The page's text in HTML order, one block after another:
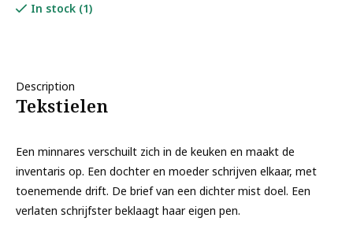
In stock (1)
Description
Tekstielen
Een minnares verschuilt zich in de keuken en maakt de
inventaris op. Een dochter en moeder schrijven elkaar, met
toenemende drift. De brief van een dichter mist doel. Een
verlaten schrijfster beklaagt haar eigen pen.